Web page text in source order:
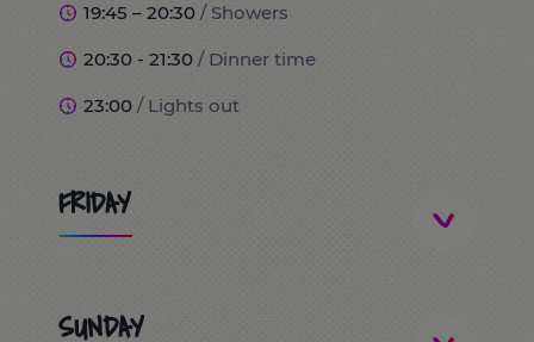
19:45 – 20:30 / Showers
20:30 - 21:30 / Dinner time
23:00 / Lights out
FRIDAY
9:00 / Port Aventura World
SUNDAY